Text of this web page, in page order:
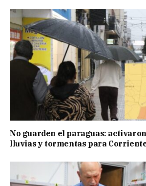
No guarden el paraguas:
lluvias y tormentas para